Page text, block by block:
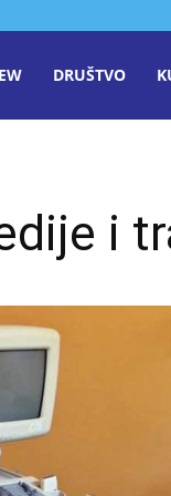
DRUŠTVO
i